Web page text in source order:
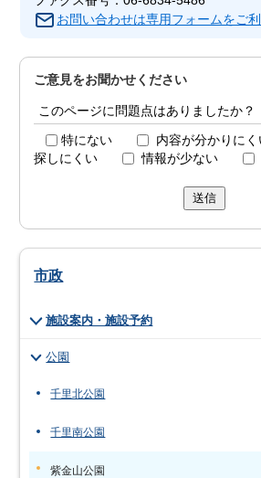
お問い合わせは専用フォームをご利
ご意見をお聞かせください
このページに問題点はありましたか？
特にない 内容が分かりにく
探しにくい
情報が少ない
送信
市政
施設案内・施設予約
公園
千里北公園
千里南公園
紫金山公園